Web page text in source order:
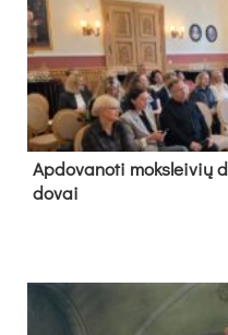
Ap­do­va­no­ti moks­lei­vių
do­vai